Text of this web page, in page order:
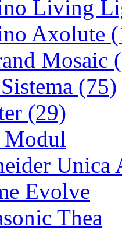
Living
Axolute
Mosaic
(75)
(29)
Modul
Unica
Evolve
Thea